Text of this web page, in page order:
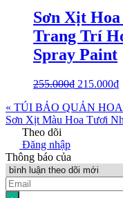
Sơn Xịt
Trang Trí
Spray Paint
255.000₫ 215.000₫
« TÚI BẢO QUẢN
Sơn Xịt Màu Hoa Tươi
Theo dõi
Đăng nhập
Thông báo của